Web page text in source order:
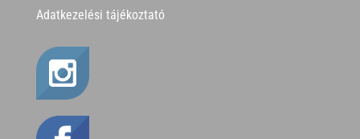
Adatkezelési tájékoztató